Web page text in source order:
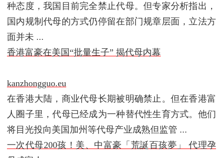
种态度，我国目前完全禁止代母。但专家分析指出，
国内规制代母的方式仍停留在部门规章层面，立法方
面并未 ...
香港富豪在美国“批量生子” 揭代母内幕
kanzhongguo.eu
在香港大陆，商业代母长期被明确禁止。但在香港富
人圈子里，代母已经成为一种替代性生育方式。他们
将目光投向美国加州等代母产业成熟但监管 ...
一次代母200孩！美、中富豪「荒誕百孩夢」 代理孕